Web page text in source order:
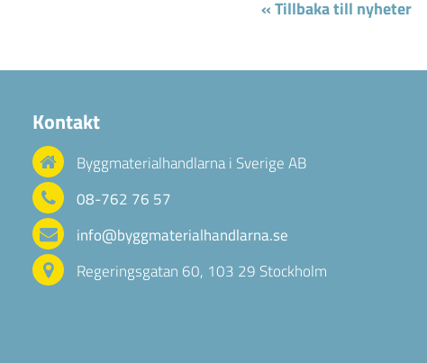
« Tillbaka till nyheter
Kontakt
Byggmaterialhandlarna i Sverige AB
08-762 76 57
info@byggmaterialhandlarna.se
Regeringsgatan 60, 103 29 Stockholm